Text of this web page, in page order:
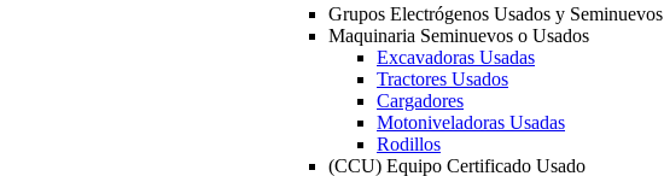
Grupos Electrógenos Usados y Seminuevos
Maquinaria Seminuevos o Usados
Excavadoras Usadas
Tractores Usados
Cargadores
Motoniveladoras Usadas
Rodillos
(CCU) Equipo Certificado Usado